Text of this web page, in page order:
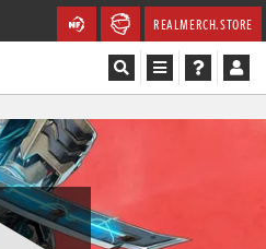
REALMERCH.STORE